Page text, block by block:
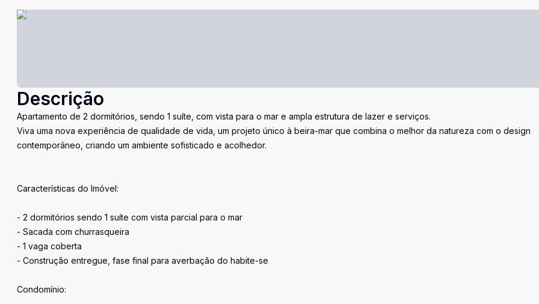
Descrição
Apartamento de 2 dormitórios, sendo 1 suíte, com vista para o mar e ampla estrutura de lazer e serviços.
Viva uma nova experiência de qualidade de vida, um projeto único à beira-mar que combina o melhor da natureza com o design
contemporâneo, criando um ambiente sofisticado e acolhedor.
Características do Imóvel:
- 2 dormitórios sendo 1 suíte com vista parcial para o mar
- Sacada com churrasqueira
- 1 vaga coberta
- Construção entregue, fase final para averbação do habite-se
Condomínio: